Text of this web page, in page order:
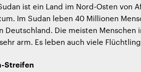
ist ein Land im Nord-Osten von
Im Sudan leben 40 Millionen
Deutschland. Die meisten Menschen
arm. Es leben auch viele
Streifen